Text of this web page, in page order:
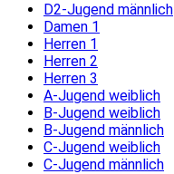
D2-Jugend männlich
Damen 1
Herren 1
Herren 2
Herren 3
A-Jugend weiblich
B-Jugend weiblich
B-Jugend männlich
C-Jugend weiblich
C-Jugend männlich